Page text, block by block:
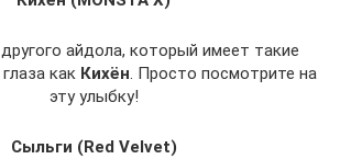
айдола, который имеет такие
как Кихён. Просто посмотрите на
эту улыбку!
Сыльги (Red Velvet)